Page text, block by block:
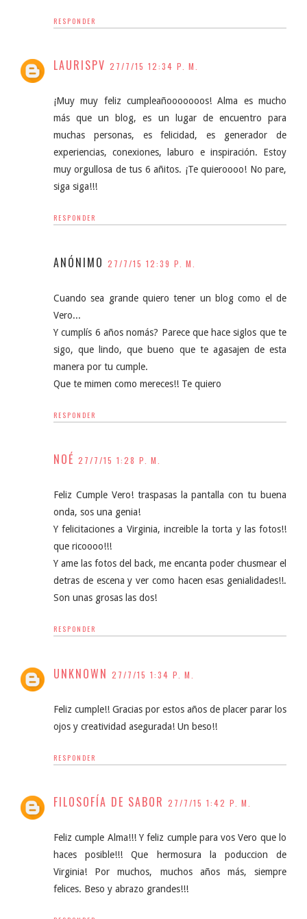
RESPONDER
LAURISPV 27/7/15 12:34 P. M.
¡Muy muy feliz cumpleañooooooos! Alma es mucho
más que un blog, es un lugar de encuentro para
muchas personas, es felicidad, es generador de
experiencias, conexiones, laburo e inspiración. Estoy
muy orgullosa de tus 6 añitos. ¡Te quieroooo! No pare,
siga siga!!!
RESPONDER
ANÓNIMO 27/7/15 12:39 P. M.
Cuando sea grande quiero tener un blog como el de
Vero...
Y cumplís 6 años nomás? Parece que hace siglos que te
sigo, que lindo, que bueno que te agasajen de esta
manera por tu cumple.
Que te mimen como mereces!! Te quiero
RESPONDER
NOÉ 27/7/15 1:28 P. M.
Feliz Cumple Vero! traspasas la pantalla con tu buena
onda, sos una genia!
Y felicitaciones a Virginia, increible la torta y las fotos!!
que ricoooo!!!
Y ame las fotos del back, me encanta poder chusmear el
detras de escena y ver como hacen esas genialidades!!.
Son unas grosas las dos!
RESPONDER
UNKNOWN 27/7/15 1:34 P. M.
Feliz cumple!! Gracias por estos años de placer parar los
ojos y creatividad asegurada! Un beso!!
RESPONDER
FILOSOFÍA DE SABOR 27/7/15 1:42 P. M.
Feliz cumple Alma!!! Y feliz cumple para vos Vero que lo
haces posible!!! Que hermosura la poduccion de
Virginia! Por muchos, muchos años más, siempre
felices. Beso y abrazo grandes!!!